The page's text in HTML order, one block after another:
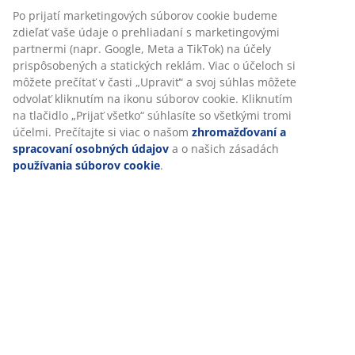
Š25 x D34 x V15 cm
SKU: 4911659
Špecifikácie
Po prijatí marketingových súborov cookie budeme
zdieľať vaše údaje o prehliadaní s marketingovými
partnermi (napr. Google, Meta a TikTok) na účely
prispôsobených a statických reklám. Viac o účeloch si
môžete prečítať v časti „Upraviť“ a svoj súhlas môžete
odvolať kliknutím na ikonu súborov cookie. Kliknutím
na tlačidlo „Prijať všetko“ súhlasíte so všetkými tromi
účelmi. Prečítajte si viac o našom zhromažďovaní a
spracovaní osobných údajov a o našich zásadách
používania súborov cookie.